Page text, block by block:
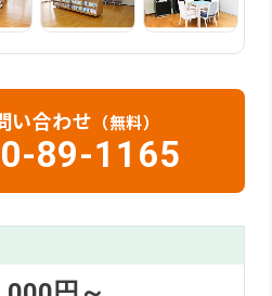
い合わせ （無料）
89-1165